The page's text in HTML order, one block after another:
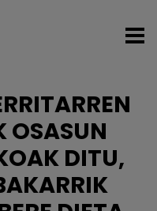
OSASUN
DITU,